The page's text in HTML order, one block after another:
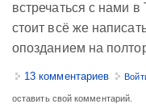
встречаться с нами
стоит всё же
опозданием на
13 комментариев
оставить свой комментарий.